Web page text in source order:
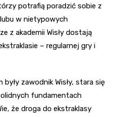
potrafią poradzić sobie z
w nietypowych
z akademii Wisły dostają
– regularnej gry i
były zawodnik Wisły, stara się
fundamentach
że droga do ekstraklasy